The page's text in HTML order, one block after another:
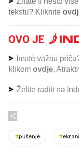
tekstu? Kliknite
Imate važnu
klikom ovdje.
Želite raditi na
#pušenje #ekrani